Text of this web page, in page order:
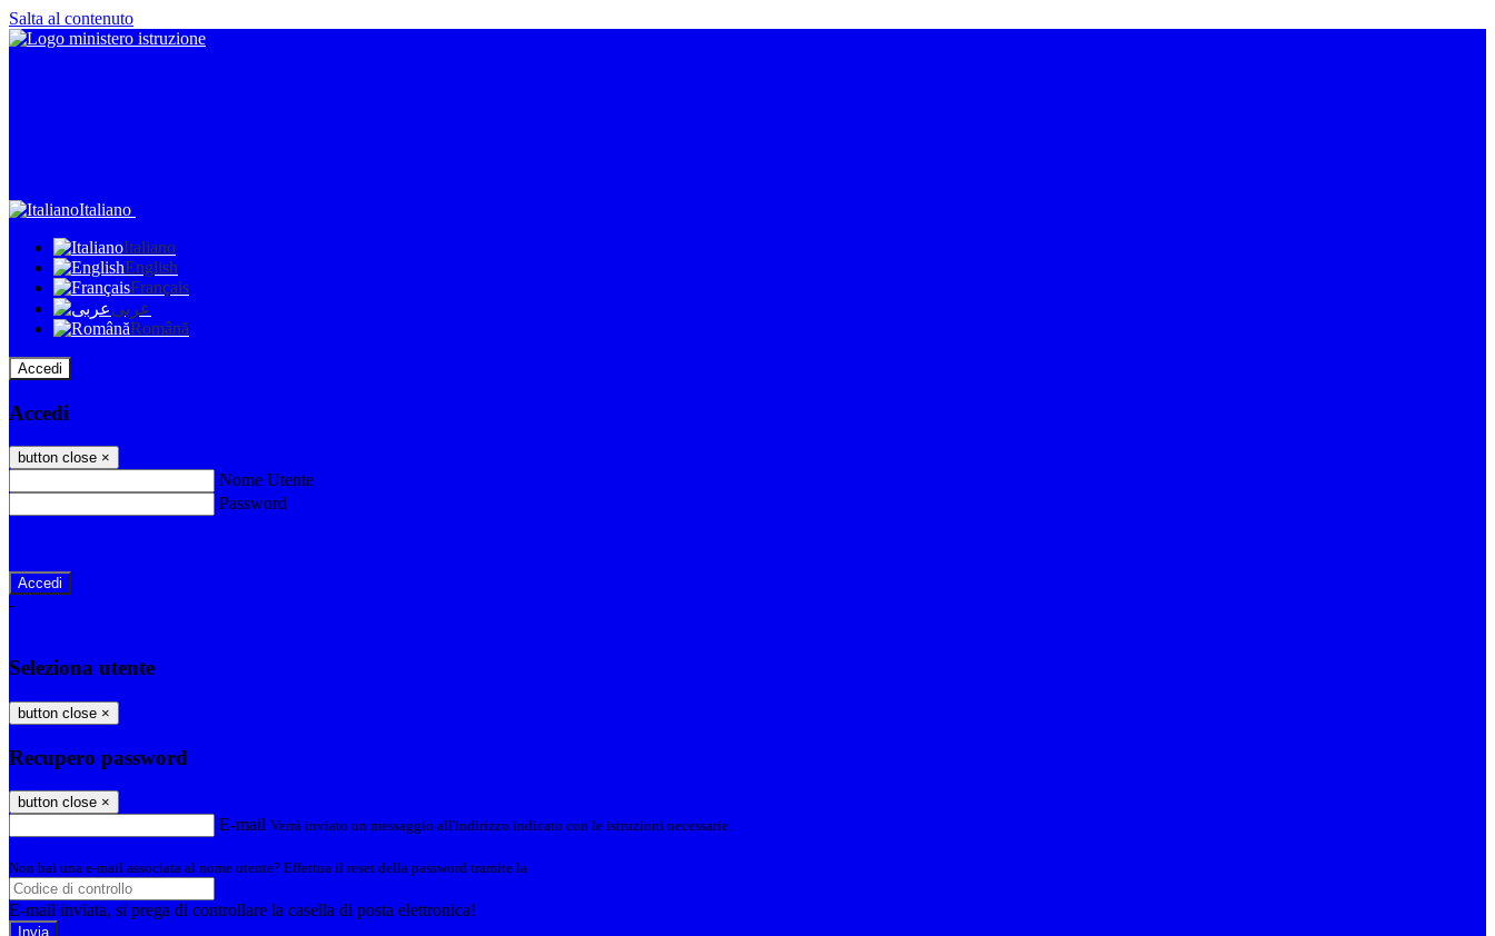
Salta al contenuto
Italiano
Italiano
English
Français
عربى
Română
Accedi
Accedi
button close ×
Nome Utente
Password
-
Seleziona utente
button close ×
Recupero password
button close ×
E-mail Verrà inviato un messaggio all'indirizzo indicato con le istruzioni necessarie.
Non hai una e-mail associata al nome utente? Effettua il reset della password tramite la
E-mail inviata, si prega di controllare la casella di posta elettronica!